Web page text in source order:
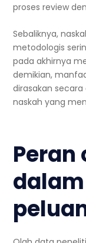
proses review
Sebaliknya,
metodologis
pada akhirnya
demikian,
dirasakan
naskah yang
Peran